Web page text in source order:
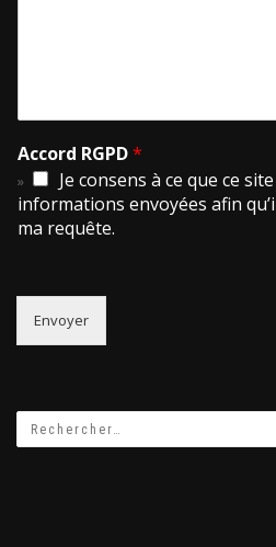
Accord RGPD*
Je consens à ce que ce
informations envoyées afin
ma requête.
Envoyer